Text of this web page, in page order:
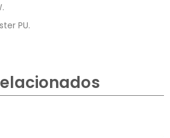
PU.